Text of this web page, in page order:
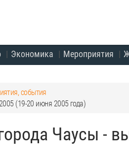
Экономика Мероприятия
события
(19-20 июня 2005 года)
Чаусы -